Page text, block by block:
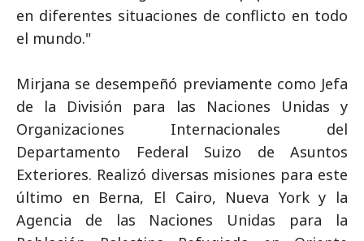
en diferentes situaciones de conflicto en todo
el mundo."
Mirjana se desempeñó previamente como Jefa
de la División para las Naciones Unidas y
Organizaciones Internacionales del
Departamento Federal Suizo de Asuntos
Exteriores. Realizó diversas misiones para este
último en Berna, El Cairo, Nueva York y la
Agencia de las Naciones Unidas para la